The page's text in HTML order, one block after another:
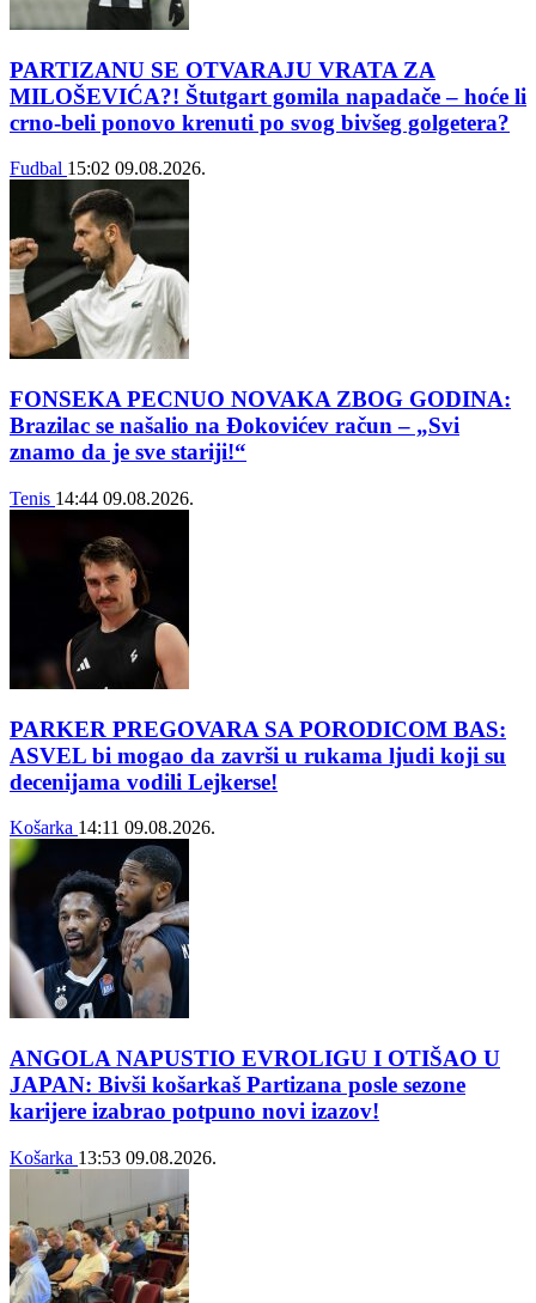
PARTIZANU SE OTVARAJU VRATA ZA
MILOŠEVIĆA?! Štutgart gomila napadače – hoće li
crno-beli ponovo krenuti po svog bivšeg golgetera?
Fudbal 15:02 09.08.2026.
FONSEKA PECNUO NOVAKA ZBOG GODINA:
Brazilac se našalio na Đokovićev račun – „Svi
znamo da je sve stariji!“
Tenis 14:44 09.08.2026.
PARKER PREGOVARA SA PORODICOM BAS:
ASVEL bi mogao da završi u rukama ljudi koji su
decenijama vodili Lejkerse!
Košarka 14:11 09.08.2026.
ANGOLA NAPUSTIO EVROLIGU I OTIŠAO U
JAPAN: Bivši košarkaš Partizana posle sezone
karijere izabrao potpuno novi izazov!
Košarka 13:53 09.08.2026.